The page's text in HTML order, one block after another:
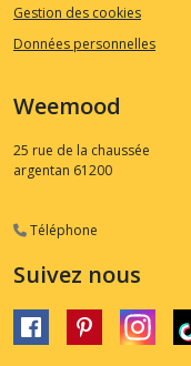
Gestion des cookies
Données personnelles
Weemood
25 rue de la chaussée
argentan 61200
Téléphone
Suivez nous